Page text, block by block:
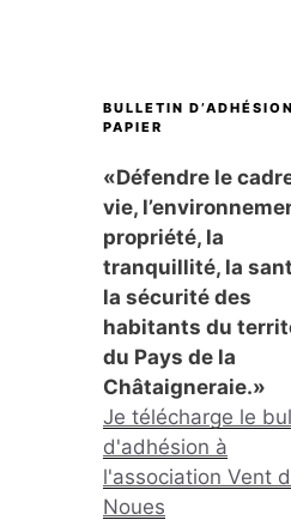
BULLETIN D’ADHÉSION
PAPIER
«Défendre le
vie,
propriété, la
tranquillité, la
la sécurité des
habitants du
du Pays de la
Châtaigneraie.»
Je télécharge le
d'adhésion à
l'association Vent
Noues